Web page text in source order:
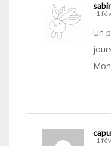
1
Un
1